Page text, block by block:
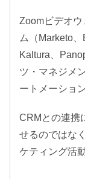
Zoomビデオ
ム（Marketo
Kaltura、
ツ・マネジメ
ートメーショ
CRMとの連携
せるのではな
ケティング活